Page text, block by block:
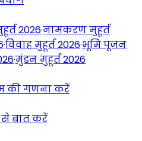
2026·नामकरण मुहूर्त
·विवाह मुहूर्त 2026·भूमि पूजन
·मुंडन मुहूर्त 2026
की गणना करें
से बात करें